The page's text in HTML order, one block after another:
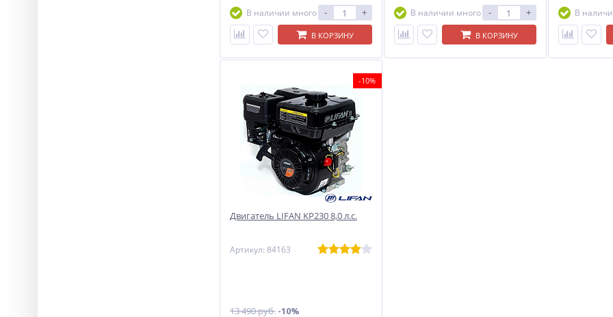
В наличии много
- +
В КОРЗИНУ
В наличии много
- +
В КОРЗИНУ
В
-10%
Двигатель LIFAN KP230 8,0 л.с.
Артикул: 84163
13 490 руб.-10%